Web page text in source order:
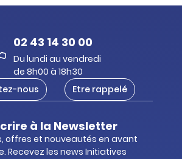
02 43 14 30 00
Du lundi au vendredi
de 8h00 à 18h30
nous
Etre rappelé
à la Newsletter
offres et nouveautés en avant
Recevez les news Initiatives